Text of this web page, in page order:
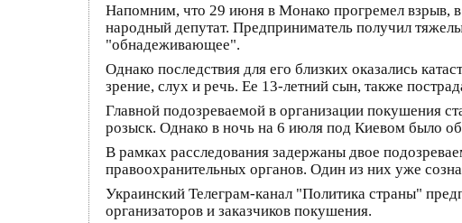
Напомним, что 29 июня в Монако прогремел взрыв,
народный депутат. Предприниматель получил
"обнадеживающее".
Однако последствия для его близких оказались
зрение, слух и речь. Ее 13-летний сын, также
Главной подозреваемой в организации покушения
розыск. Однако в ночь на 6 июля под Киевом было
В рамках расследования задержаны двое
правоохранительных органов. Один из них уже
Украинский Телеграм-канал "Политика страны"
организаторов и заказчиков покушения.